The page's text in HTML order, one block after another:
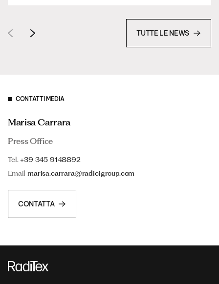
TUTTE LE NEWS
CONTATTI MEDIA
Marisa Carrara
Press Office
Tel.+39 345 9148892
Emailmarisa.carrara@radicigroup.com
CONTATTA